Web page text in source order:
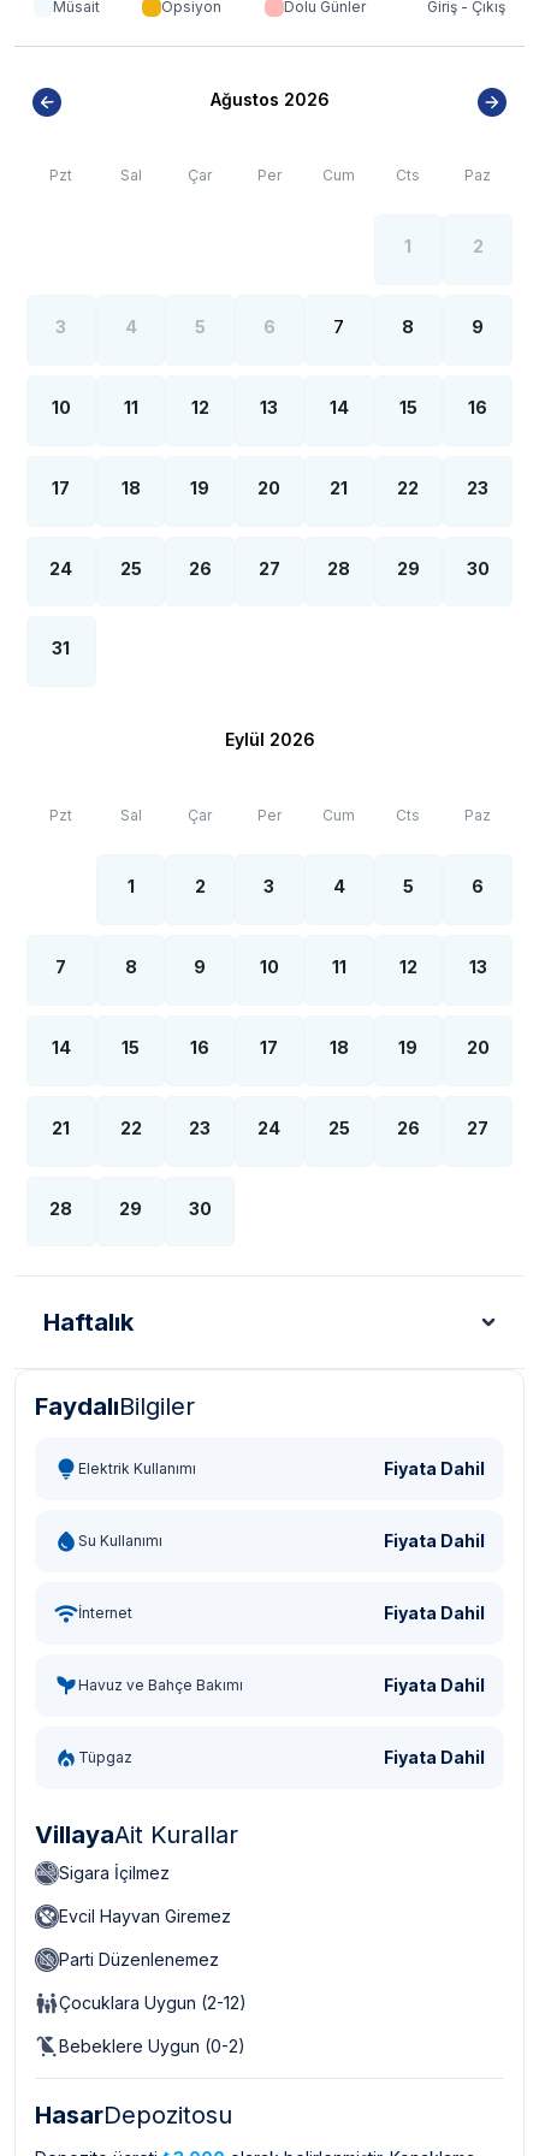
internet, elektrik ve su kesintileri yaşanabilmektedir.
Müsait Opsiyon Dolu Günler Giriş - Çıkış
Ağustos 2026
Pzt Sal Çar Per Cum Cts Paz
1 2
3 4 5 6 7 8 9
10 11 12 13 14 15 16
17 18 19 20 21 22 23
24 25 26 27 28 29 30
31
Eylül 2026
Pzt Sal Çar Per Cum Cts Paz
1 2 3 4 5 6
7 8 9 10 11 12 13
14 15 16 17 18 19 20
21 22 23 24 25 26 27
28 29 30
Haftalık
Türk Lirası - TL
FaydalıBilgiler
Elektrik Kullanımı Fiyata Dahil
Su Kullanımı Fiyata Dahil
İnternet Fiyata Dahil
Havuz ve Bahçe Bakımı Fiyata Dahil
Tüpgaz Fiyata Dahil
VillayaAit Kurallar
Sigara İçilmez
Evcil Hayvan Giremez
Parti Düzenlenemez
Çocuklara Uygun (2-12)
Bebeklere Uygun (0-2)
HasarDepozitosu